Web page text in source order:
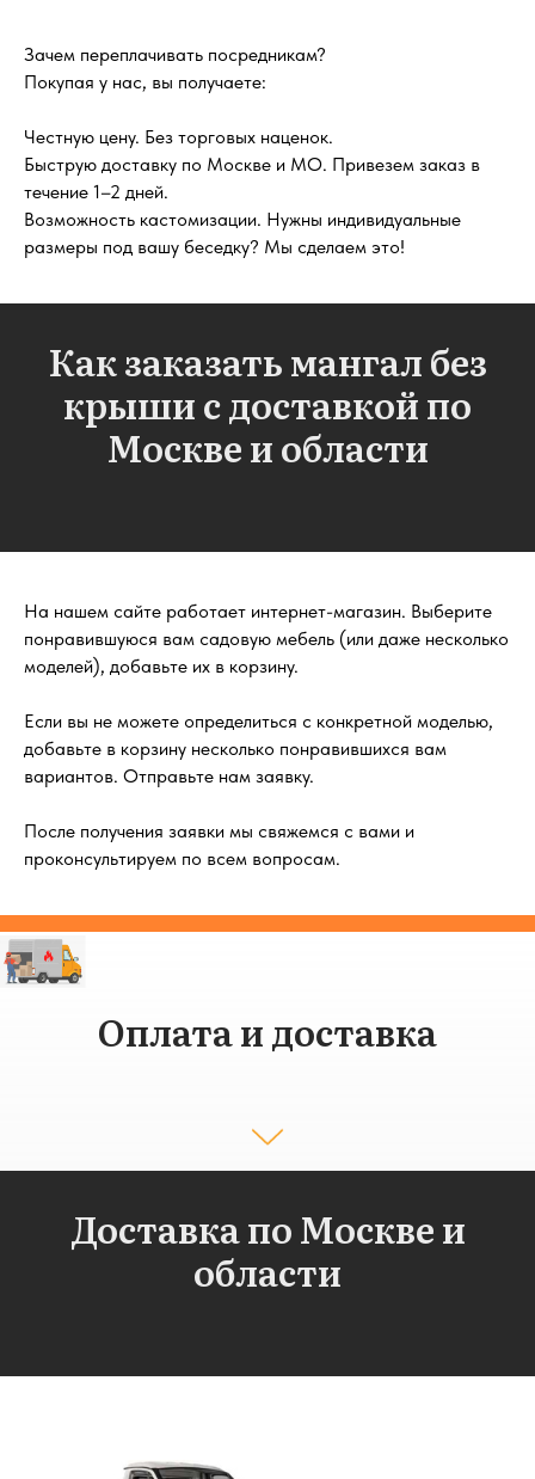
Зачем переплачивать посредникам?
Покупая у нас, вы получаете:
Честную цену. Без торговых наценок.
Быструю доставку по Москве и МО. Привезем заказ в
течение 1–2 дней.
Возможность кастомизации. Нужны индивидуальные
размеры под вашу беседку? Мы сделаем это!
Как заказать мангал без
крыши с доставкой по
Москве и области
На нашем сайте работает интернет-магазин. Выберите
понравившуюся вам садовую мебель (или даже несколько
моделей), добавьте их в корзину.
Если вы не можете определиться с конкретной моделью,
добавьте в корзину несколько понравившихся вам
вариантов. Отправьте нам заявку.
После получения заявки мы свяжемся с вами и
проконсультируем по всем вопросам.
Оплата и доставка
Доставка по Москве и
области